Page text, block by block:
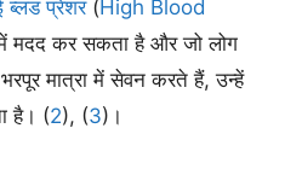
ब्लड प्रेशर( High Blood
मदद कर सकता है और जो लोग
मात्रा में सेवन करते हैं, उन्हें
है। (2), (3)।